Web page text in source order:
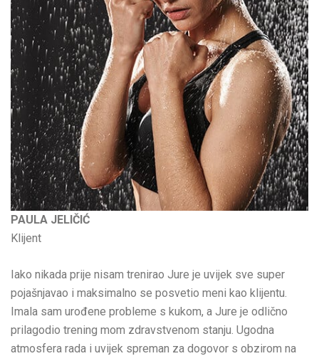
PAULA JELIČIĆ
Klijent
Iako nikada prije nisam trenirao Jure je uvijek sve super
pojašnjavao i maksimalno se posvetio meni kao klijentu.
Imala sam urođene probleme s kukom, a Jure je odlično
prilagodio trening mom zdravstvenom stanju. Ugodna
atmosfera rada i uvijek spreman za dogovor s obzirom na